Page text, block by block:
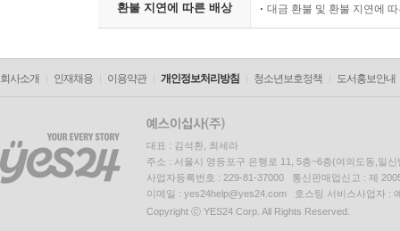
환불 지연에 따른 배상 대금 환불 및 환불 지연에
회사소개 인재채용 이용약관 개인정보처리방침 청소년보호정책 도서홍보안내
대표 : 김석환, 최세라
주소 : 서울시 영등포구 은행로 11, 5층~6층(여의도동,일신
사업자등록번호 : 229-81-37000 통신판매업신고 : 제
이메일 : yes24help@yes24.com 호스팅 서비스사업자 :
Copyright ⓒ YES24 Corp. All Rights Reserved.